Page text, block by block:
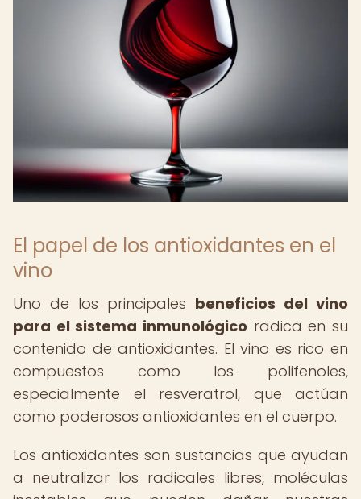
El papel de los antioxidantes en el
vino
Uno de los principales beneficios del vino
para el sistema inmunológico radica en su
contenido de antioxidantes. El vino es rico en
compuestos como los polifenoles,
especialmente el resveratrol, que actúan
como poderosos antioxidantes en el cuerpo.
Los antioxidantes son sustancias que ayudan
a neutralizar los radicales libres, moléculas